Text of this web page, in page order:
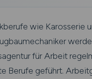
wie Karosserie
für Arbeit
Berufe geführt.